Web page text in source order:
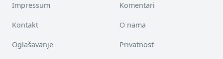
Impressum Komentari
Kontakt O nama
Oglašavanje Privatnost